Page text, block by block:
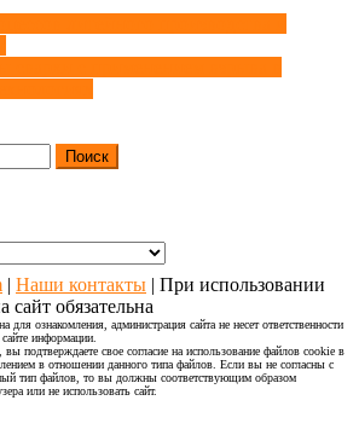
| Наши контакты | При использовании
сайт обязательна
для ознакомления, администрация сайта не несет ответственности
информации.
подтверждаете свое согласие на использование файлов cookie в
в отношении данного типа файлов. Если вы не согласны с
тип файлов, то вы должны соответствующим образом
или не использовать сайт.